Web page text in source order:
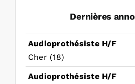
Dernières
Audioprothésiste H/F
Cher (18)
Audioprothésiste H/F